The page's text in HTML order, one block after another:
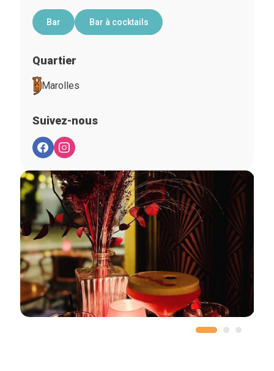
Bar Bar à cocktails
Quartier
Marolles
Suivez-nous